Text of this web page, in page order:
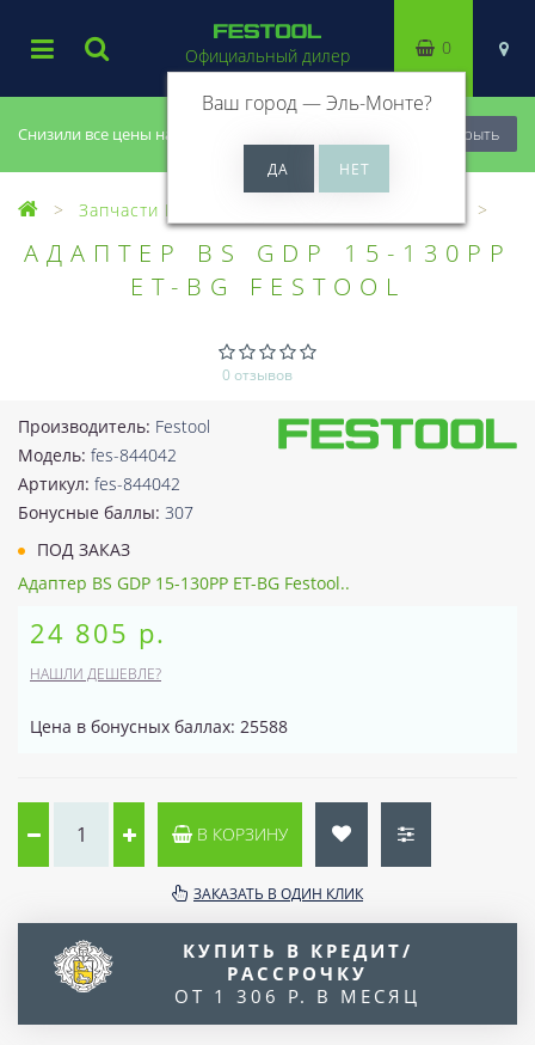
Снизили все цены на 20%, успей купить! Закрыть
Официальный дилер
Ваш город —Эль-Монте?
0
Запчасти Festool
АДАПТЕР BS GDP 15-130PP
ET-BG FESTOOL
0 отзывов
Производитель: Festool
Модель: fes-844042
Артикул: fes-844042
Бонусные баллы: 307
ПОД ЗАКАЗ
Адаптер BS GDP 15-130PP ET-BG Festool..
24 805 р.
НАШЛИ ДЕШЕВЛЕ?
Цена в бонусных баллах: 25588
В КОРЗИНУ
ЗАКАЗАТЬ В ОДИН КЛИК
КУПИТЬ В КРЕДИТ/
РАССРОЧКУ
ОТ 1 306 Р. В МЕСЯЦ